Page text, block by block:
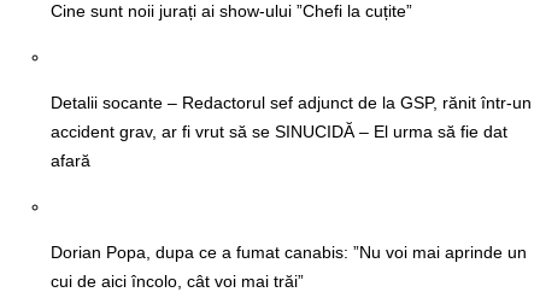
Cine sunt noii jurați ai show-ului ”Chefi la cuțite”
Detalii socante – Redactorul sef adjunct de la GSP, rănit într-un
accident grav, ar fi vrut să se SINUCIDĂ – El urma să fie dat
afară
Dorian Popa, dupa ce a fumat canabis: ”Nu voi mai aprinde un
cui de aici încolo, cât voi mai trăi”